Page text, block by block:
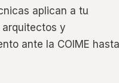
aplican a tu
y
ante la COIME hasta